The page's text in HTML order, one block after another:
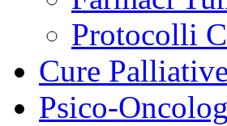
Protocolli
Cure Palliative
Psico-